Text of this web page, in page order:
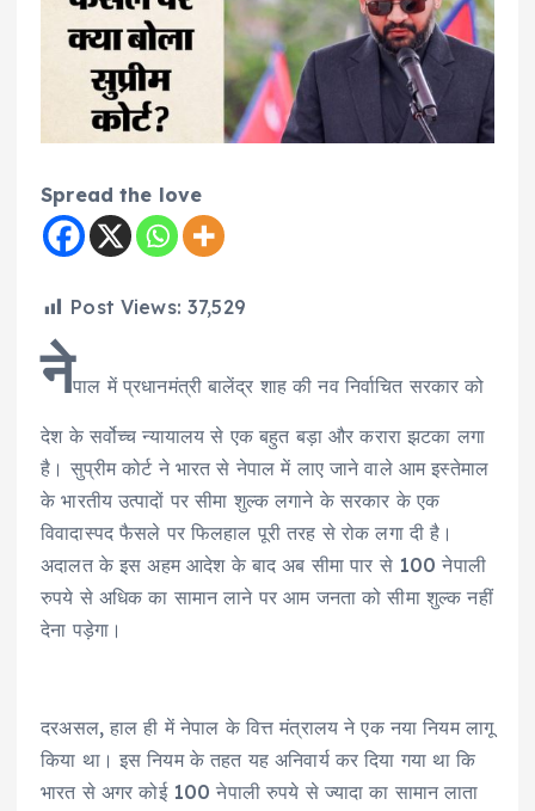
Spread the love
Post Views: 37,529
नेपाल में प्रधानमंत्री बालेंद्र शाह की नव निर्वाचित सरकार को
देश के सर्वोच्च न्यायालय से एक बहुत बड़ा और करारा झटका लगा
है। सुप्रीम कोर्ट ने भारत से नेपाल में लाए जाने वाले आम इस्तेमाल
के भारतीय उत्पादों पर सीमा शुल्क लगाने के सरकार के एक
विवादास्पद फैसले पर फिलहाल पूरी तरह से रोक लगा दी है।
अदालत के इस अहम आदेश के बाद अब सीमा पार से 100 नेपाली
रुपये से अधिक का सामान लाने पर आम जनता को सीमा शुल्क नहीं
देना पड़ेगा।
दरअसल, हाल ही में नेपाल के वित्त मंत्रालय ने एक नया नियम लागू
किया था। इस नियम के तहत यह अनिवार्य कर दिया गया था कि
भारत से अगर कोई 100 नेपाली रुपये से ज्यादा का सामान लाता